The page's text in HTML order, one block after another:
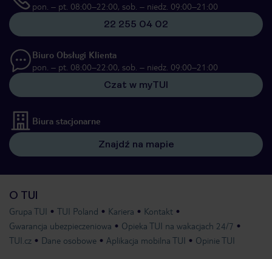
pon. – pt. 08:00–22:00, sob. – niedz. 09:00–21:00
22 255 04 02
Biuro Obsługi Klienta
pon. – pt. 08:00–22:00, sob. – niedz. 09:00–21:00
Czat w myTUI
Biura stacjonarne
Znajdź na mapie
O TUI
Grupa TUI TUI Poland Kariera
Kontakt
Gwarancja ubezpieczeniowa
Opieka TUI na wakacjach 24/7
TUI.cz
Dane osobowe Aplikacja mobilna TUI Opinie TUI